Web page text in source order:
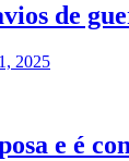
de
2025
e é